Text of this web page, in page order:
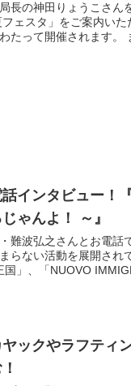
長の神田りょうこさん
ェスタ」をご案内い
たって開催されます。
インタビュー！
ゃんよ！ ～』
難波弘之さんとお電
らない活動を展開され
」、「NUOVO
ックやラフティ